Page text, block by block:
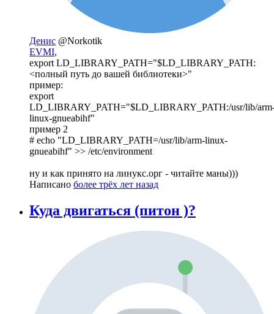
Денис @Norkotik
EVMI,
export LD_LIBRARY_PATH="$LD_LIBRARY_PATH:
<полный путь до вашей библиотеки>"
пример:
export
LD_LIBRARY_PATH="$LD_LIBRARY_PATH:/usr/lib/
linux-gnueabihf"
пример 2
# echo "LD_LIBRARY_PATH=/usr/lib/arm-linux-
gnueabihf" >> /etc/environment
ну и как принято на линукс.орг - читайте маны)))
Написано более трёх лет назад
Куда двигаться (питон )?